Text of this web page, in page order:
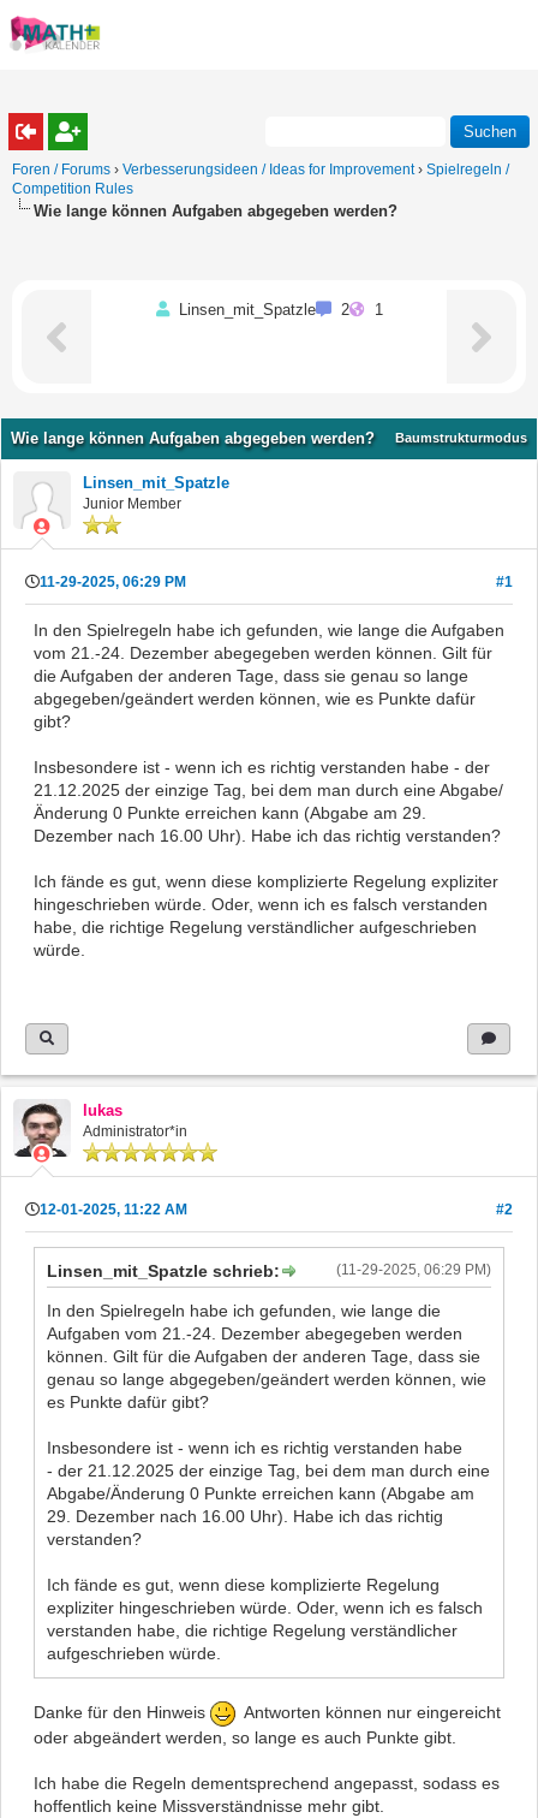
Foren / Forums › Verbesserungsideen / Ideas for Improvement› Spielregeln /
Competition Rules
Wie lange können Aufgaben abgegeben werden?
Linsen_mit_Spatzle 2 1
Baumstrukturmodus
Wie lange können Aufgaben abgegeben werden?
Linsen_mit_Spatzle
Junior Member
11-29-2025, 06:29 PM #1
In den Spielregeln habe ich gefunden, wie lange die Aufgaben
vom 21.-24. Dezember abegegeben werden können. Gilt für
die Aufgaben der anderen Tage, dass sie genau so lange
abgegeben/geändert werden können, wie es Punkte dafür
gibt?
Insbesondere ist - wenn ich es richtig verstanden habe - der
21.12.2025 der einzige Tag, bei dem man durch eine Abgabe/
Änderung 0 Punkte erreichen kann (Abgabe am 29.
Dezember nach 16.00 Uhr). Habe ich das richtig verstanden?
Ich fände es gut, wenn diese komplizierte Regelung expliziter
hingeschrieben würde. Oder, wenn ich es falsch verstanden
habe, die richtige Regelung verständlicher aufgeschrieben
würde.
lukas
Administrator*in
12-01-2025, 11:22 AM #2
(11-29-2025, 06:29 PM)
Linsen_mit_Spatzle schrieb:
In den Spielregeln habe ich gefunden, wie lange die
Aufgaben vom 21.-24. Dezember abegegeben werden
können. Gilt für die Aufgaben der anderen Tage, dass sie
genau so lange abgegeben/geändert werden können, wie
es Punkte dafür gibt?
Insbesondere ist - wenn ich es richtig verstanden habe
- der 21.12.2025 der einzige Tag, bei dem man durch eine
Abgabe/Änderung 0 Punkte erreichen kann (Abgabe am
29. Dezember nach 16.00 Uhr). Habe ich das richtig
verstanden?
Ich fände es gut, wenn diese komplizierte Regelung
expliziter hingeschrieben würde. Oder, wenn ich es falsch
verstanden habe, die richtige Regelung verständlicher
aufgeschrieben würde.
Danke für den Hinweis
Antworten können nur eingereicht
oder abgeändert werden, so lange es auch Punkte gibt.
Ich habe die Regeln dementsprechend angepasst, sodass es
hoffentlich keine Missverständnisse mehr gibt.